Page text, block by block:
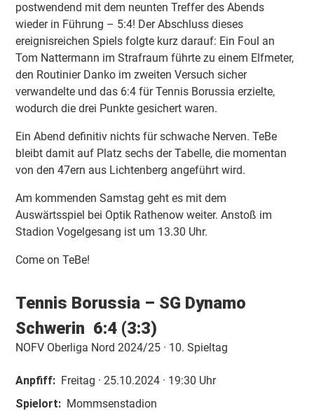
postwendend mit dem neunten Treffer des Abends
wieder in Führung – 5:4! Der Abschluss dieses
ereignisreichen Spiels folgte kurz darauf: Ein Foul an
Tom Nattermann im Strafraum führte zu einem Elfmeter,
den Routinier Danko im zweiten Versuch sicher
verwandelte und das 6:4 für Tennis Borussia erzielte,
wodurch die drei Punkte gesichert waren.
Ein Abend definitiv nichts für schwache Nerven. TeBe
bleibt damit auf Platz sechs der Tabelle, die momentan
von den 47ern aus Lichtenberg angeführt wird.
Am kommenden Samstag geht es mit dem
Auswärtsspiel bei Optik Rathenow weiter. Anstoß im
Stadion Vogelgesang ist um 13.30 Uhr.
Come on TeBe!
Tennis Borussia – SG Dynamo
Schwerin 6:4 (3:3)
NOFV Oberliga Nord 2024/25 · 10. Spieltag
Anpfiff: Freitag · 25.10.2024 · 19:30 Uhr
Spielort: Mommsenstadion